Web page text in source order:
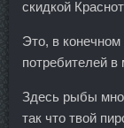
скидкой
Это, в
потребителей в
Здесь рыбы
так что твой